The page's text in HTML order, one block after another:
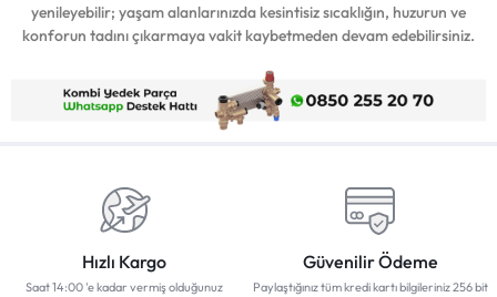
yenileyebilir; yaşam alanlarınızda kesintisiz sıcaklığın, huzurun ve
konforun tadını çıkarmaya vakit kaybetmeden devam edebilirsiniz.
Hızlı Kargo
Saat 14:00 'e kadar vermiş olduğunuz
Güvenilir Ödeme
Paylaştığınız tüm kredi kartı bilgileriniz 256 bit